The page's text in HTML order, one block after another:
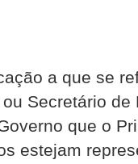
a que se
Secretário
que o
estejam